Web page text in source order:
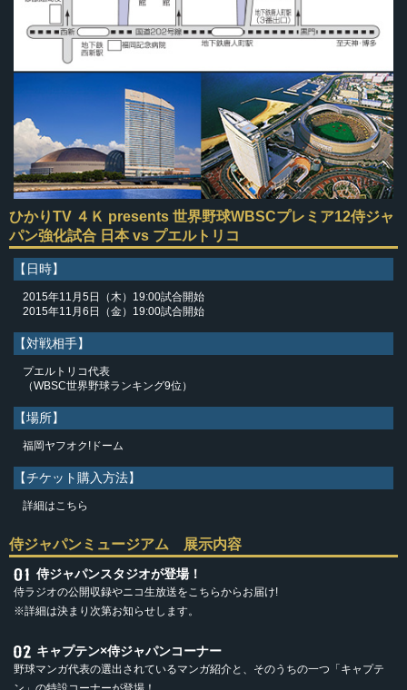
ひかりTV ４Ｋ presents 世界野球WBSCプレミア12侍ジャ
パン強化試合 日本 vs プエルトリコ
【日時】
2015年11月5日（木）19:00試合開始
2015年11月6日（金）19:00試合開始
【対戦相手】
プエルトリコ代表
（WBSC世界野球ランキング9位）
【場所】
福岡ヤフオク!ドーム
【チケット購入方法】
詳細はこちら
侍ジャパンミュージアム 展示内容
侍ジャパンスタジオが登場！
侍ラジオの公開収録やニコ生放送をこちらからお届け!
※詳細は決まり次第お知らせします。
キャプテン×侍ジャパンコーナー
野球マンガ代表の選出されているマンガ紹介と、そのうちの一つ「キャプテ